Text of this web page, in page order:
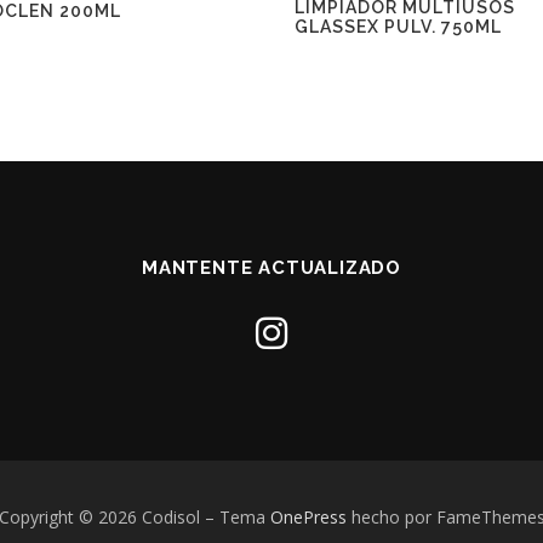
200ML
LIMPIADOR MULTIUSOS
GLASSEX PULV. 750ML
MANTENTE ACTUALIZADO
Copyright © 2026 Codisol – Tema OnePress hecho por